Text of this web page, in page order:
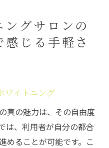
グサロンの
じる手軽さ
ワイトニング
真の魅力は、その自由度
は、利用者が自分の都合
めることが可能です。こ